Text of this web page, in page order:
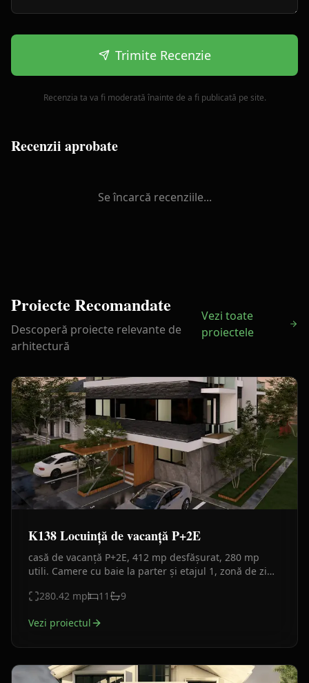
Trimite Recenzie
Recenzia ta va fi moderată înainte de a fi publicată pe site.
Recenzii aprobate
Se încarcă recenziile...
Proiecte Recomandate
Descoperă proiecte relevante de
arhitectură
Vezi toate
proiectele
K138 Locuință de vacanță P+2E
casă de vacanță P+2E, 412 mp desfășurat, 280 mp
utili. Camere cu baie la parter și etajul 1, zonă de zi
moderna.
280.42 mp 11 9
Vezi proiectul